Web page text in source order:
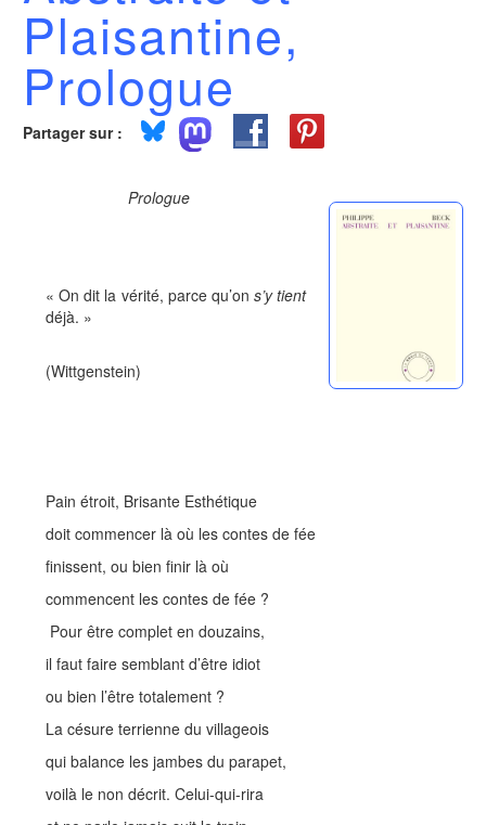
Plaisantine,
Prologue
Partager sur :
Prologue
« On dit la vérité, parce qu’ons’y tient
déjà. »
(Wittgenstein)
Pain étroit, Brisante Esthétique
doit commencer là où les contes de fée
finissent, ou bien finir là où
commencent les contes de fée ?
Pour être complet en douzains,
il faut faire semblant d’être idiot
ou bien l’être totalement ?
La césure terrienne du villageois
qui balance les jambes du parapet,
voilà le non décrit. Celui-qui-rira